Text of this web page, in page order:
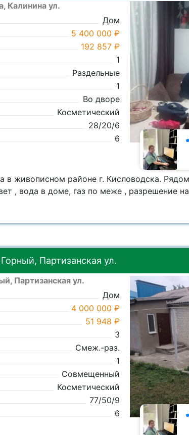
Калинина ул.
Дом
5 400 000 ₽
192 857 ₽
1
Раздельные
1
Во дворе
Косметический
28/20/6
6
8 928
в живописном районе г. Кисловодска.
, вода в доме, газ по меже , разрешение
Партизанская ул.
Партизанская ул.
Дом
4 000 000 ₽
51 948 ₽
3
Смеж.-раз.
1
Совмещенный
Косметический
77/50/9
6
8 928